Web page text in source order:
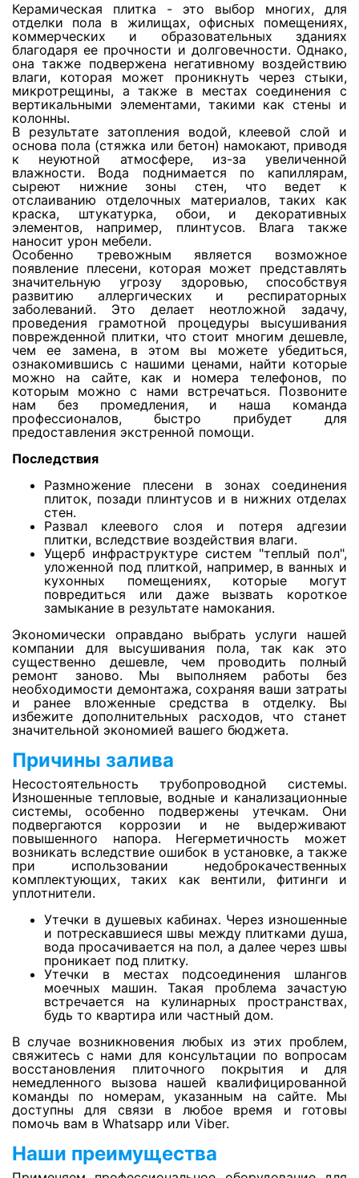
Откачка воды с паркинга
Откачка воды с пола
Откачка воды с натяжных потолков
Просушка фальшполов
Просушка кварц-винила
Просушка утеплителя из стекловаты
Сушка ковролина
Сушка линолеума
Просушка стяжки и плиты перекрытия
Просушка деревянного пола
Просушка керамической плитки
Просушка стен из гипрока
Просушка стен из пазогребня
Просушка стен из пеноблоков
Просушка кирпичных стен
Просушка деревянного потолка
Просушка ламината
Просушка паркета
Просушка керамогранита
Просушка мрамора
Просушка колонн
Просушка стен из силикатного кирпича
Просушка потолков из гипрока
Керамическая плитка - это выбор многих, для
отделки пола в жилищах, офисных помещениях,
коммерческих и образовательных зданиях
благодаря ее прочности и долговечности. Однако,
она также подвержена негативному воздействию
влаги, которая может проникнуть через стыки,
микротрещины, а также в местах соединения с
вертикальными элементами, такими как стены и
колонны.
В результате затопления водой, клеевой слой и
основа пола (стяжка или бетон) намокают, приводя
к неуютной атмосфере, из-за увеличенной
влажности. Вода поднимается по капиллярам,
сыреют нижние зоны стен, что ведет к
отслаиванию отделочных материалов, таких как
краска, штукатурка, обои, и декоративных
элементов, например, плинтусов. Влага также
наносит урон мебели.
Особенно тревожным является возможное
появление плесени, которая может представлять
значительную угрозу здоровью, способствуя
развитию аллергических и респираторных
заболеваний. Это делает неотложной задачу,
проведения грамотной процедуры высушивания
поврежденной плитки, что стоит многим дешевле,
чем ее замена, в этом вы можете убедиться,
ознакомившись с нашими ценами, найти которые
можно на сайте, как и номера телефонов, по
которым можно с нами встречаться. Позвоните
нам без промедления, и наша команда
профессионалов, быстро прибудет для
предоставления экстренной помощи.
Последствия
Размножение плесени в зонах соединения
плиток, позади плинтусов и в нижних отделах
стен.
Развал клеевого слоя и потеря адгезии
плитки, вследствие воздействия влаги.
Ущерб инфраструктуре систем "теплый пол",
уложенной под плиткой, например, в ванных и
кухонных помещениях, которые могут
повредиться или даже вызвать короткое
замыкание в результате намокания.
Экономически оправдано выбрать услуги нашей
компании для высушивания пола, так как это
существенно дешевле, чем проводить полный
ремонт заново. Мы выполняем работы без
необходимости демонтажа, сохраняя ваши затраты
и ранее вложенные средства в отделку. Вы
избежите дополнительных расходов, что станет
значительной экономией вашего бюджета.
Причины залива
Несостоятельность трубопроводной системы.
Изношенные тепловые, водные и канализационные
системы, особенно подвержены утечкам. Они
подвергаются коррозии и не выдерживают
повышенного напора. Негерметичность может
возникать вследствие ошибок в установке, а также
при использовании недоброкачественных
комплектующих, таких как вентили, фитинги и
уплотнители.
Утечки в душевых кабинах. Через изношенные
и потрескавшиеся швы между плитками душа,
вода просачивается на пол, а далее через швы
проникает под плитку.
Утечки в местах подсоединения шлангов
моечных машин. Такая проблема зачастую
встречается на кулинарных пространствах,
будь то квартира или частный дом.
В случае возникновения любых из этих проблем,
свяжитесь с нами для консультации по вопросам
восстановления плиточного покрытия и для
немедленного вызова нашей квалифицированной
команды по номерам, указанным на сайте. Мы
доступны для связи в любое время и готовы
помочь вам в Whatsapp или Viber.
Наши преимущества